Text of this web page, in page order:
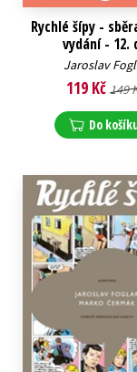
Rychlé šípy -
vydání - 12.
Jaroslav
119 Kč 149
Do